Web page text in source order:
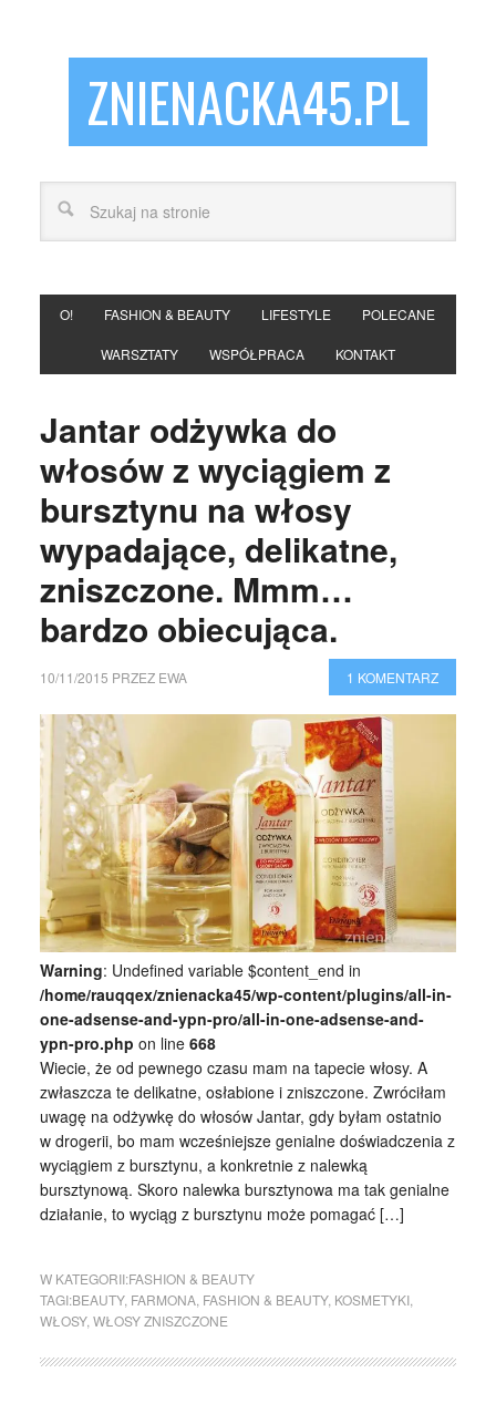
ZNIENACKA45.PL
O! FASHION & BEAUTY LIFESTYLE POLECANE
WARSZTATY WSPÓŁPRACA KONTAKT
Jantar odżywka do
włosów z wyciągiem z
bursztynu na włosy
wypadające, delikatne,
zniszczone. Mmm…
bardzo obiecująca.
10/11/2015 PRZEZ EWA 1 KOMENTARZ
Warning: Undefined variable $content_end in
/home/rauqqex/znienacka45/wp-content/plugins/all-in-
one-adsense-and-ypn-pro/all-in-one-adsense-and-
ypn-pro.php on line 668
Wiecie, że od pewnego czasu mam na tapecie włosy. A
zwłaszcza te delikatne, osłabione i zniszczone. Zwróciłam
uwagę na odżywkę do włosów Jantar, gdy byłam ostatnio
w drogerii, bo mam wcześniejsze genialne doświadczenia z
wyciągiem z bursztynu, a konkretnie z nalewką
bursztynową. Skoro nalewka bursztynowa ma tak genialne
działanie, to wyciąg z bursztynu może pomagać […]
W KATEGORII:FASHION & BEAUTY
TAGI:BEAUTY, FARMONA, FASHION & BEAUTY, KOSMETYKI,
WŁOSY, WŁOSY ZNISZCZONE